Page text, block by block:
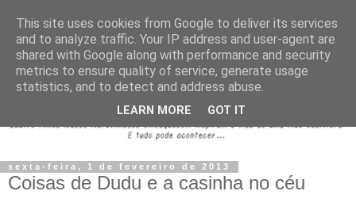
sexta-feira, 1 de fevereiro de 2013
Coisas de Dudu e a casinha no céu
This site uses cookies from Google to deliver its services
and to analyze traffic. Your IP address and user-agent are
shared with Google along with performance and security
metrics to ensure quality of service, generate usage
statistics, and to detect and address abuse.
LEARN MORE GOT IT